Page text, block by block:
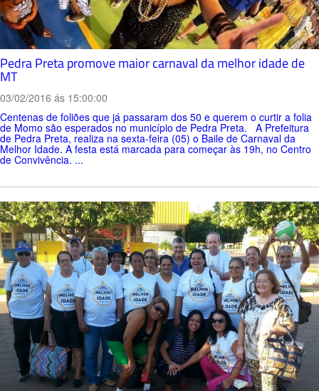
Pedra Preta promove maior carnaval da melhor idade de
MT
03/02/2016 ás 15:00:00
Centenas de foliões que já passaram dos 50 e querem o curtir a folia
de Momo são esperados no município de Pedra Preta. A Prefeitura
de Pedra Preta, realiza na sexta-feira (05) o Baile de Carnaval da
Melhor Idade. A festa está marcada para começar às 19h, no Centro
de Convivência. ...